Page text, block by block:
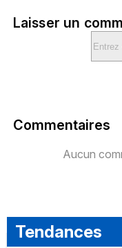
Laisser un
Commentaires
Aucun
Tendances